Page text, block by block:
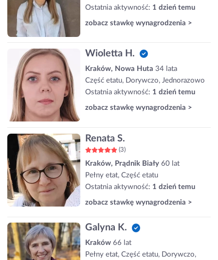
Ostatnia aktywność: 1 dzień temu
zobacz stawkę wynagrodzenia >
Wioletta H.
Kraków, Nowa Huta 34 lata
Część etatu, Dorywczo, Jednorazowo
Ostatnia aktywność: 1 dzień temu
zobacz stawkę wynagrodzenia >
Renata S.
(3)
Kraków, Prądnik Biały 60 lat
Pełny etat, Część etatu
Ostatnia aktywność: 1 dzień temu
zobacz stawkę wynagrodzenia >
Galyna K.
Kraków 66 lat
Pełny etat, Część etatu, Dorywczo,